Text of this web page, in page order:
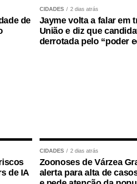
dos achados mais
por dinamometria.
anos ,maior foi o risco
a saúde ?
de
CIDADES 2 dias atrás
Jayme volta a falar em
União e diz que
derrotada pelo “poder
de IA
CIDADES 2 dias atrás
Zoonoses de Várzea
alerta para alta de